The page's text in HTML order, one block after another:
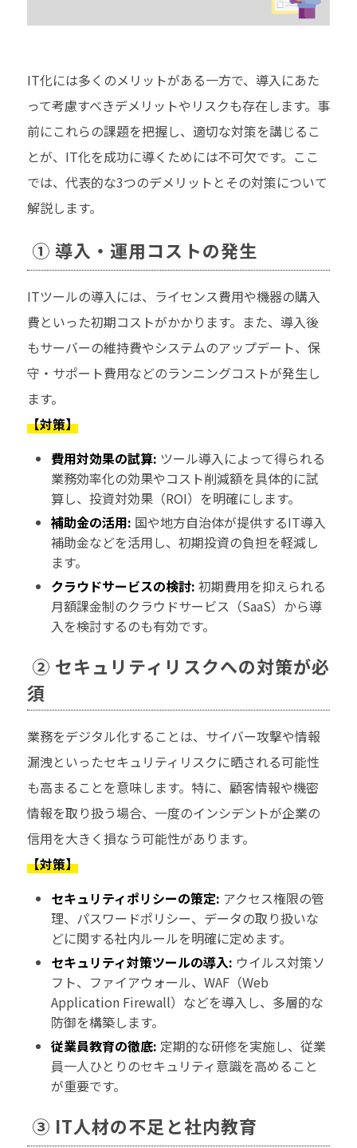
IT化には多くのメリットがある一方で、導入にあた
って考慮すべきデメリットやリスクも存在します。事
前にこれらの課題を把握し、適切な対策を講じるこ
とが、IT化を成功に導くためには不可欠です。ここ
では、代表的な3つのデメリットとその対策について
解説します。
① 導入・運用コストの発生
ITツールの導入には、ライセンス費用や機器の購入
費といった初期コストがかかります。また、導入後
もサーバーの維持費やシステムのアップデート、保
守・サポート費用などのランニングコストが発生し
ます。
【対策】
費用対効果の試算: ツール導入によって得られる
業務効率化の効果やコスト削減額を具体的に試
算し、投資対効果（ROI）を明確にします。
補助金の活用: 国や地方自治体が提供するIT導入
補助金などを活用し、初期投資の負担を軽減し
ます。
クラウドサービスの検討: 初期費用を抑えられる
月額課金制のクラウドサービス（SaaS）から導
入を検討するのも有効です。
② セキュリティリスクへの対策が必
須
業務をデジタル化することは、サイバー攻撃や情報
漏洩といったセキュリティリスクに晒される可能性
も高まることを意味します。特に、顧客情報や機密
情報を取り扱う場合、一度のインシデントが企業の
信用を大きく損なう可能性があります。
【対策】
セキュリティポリシーの策定: アクセス権限の管
理、パスワードポリシー、データの取り扱いな
どに関する社内ルールを明確に定めます。
セキュリティ対策ツールの導入: ウイルス対策ソ
フト、ファイアウォール、WAF（Web
Application Firewall）などを導入し、多層的な
防御を構築します。
従業員教育の徹底: 定期的な研修を実施し、従業
員一人ひとりのセキュリティ意識を高めること
が重要です。
③ IT人材の不足と社内教育